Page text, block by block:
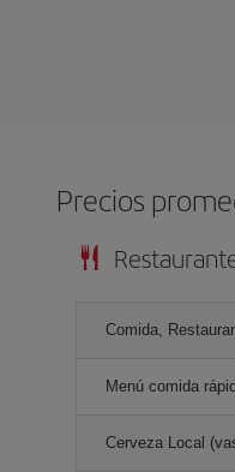
Precios
Comida,
Menú comida
Cerveza Local